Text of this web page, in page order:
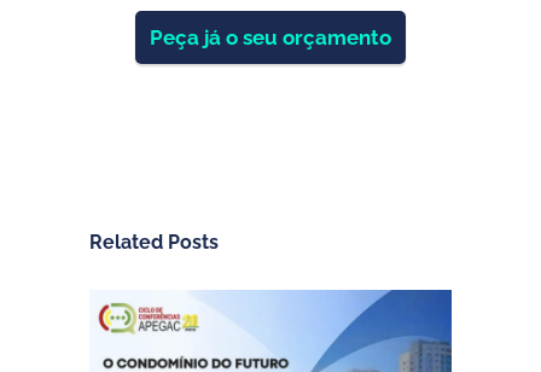
Peça já o seu orçamento
Related Posts